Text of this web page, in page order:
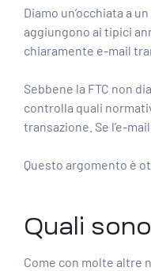
Diamo un’occhiata a
aggiungono ai tipici
chiaramente e-mail
Sebbene la FTC non
controlla quali
transazione. Se l’e-
Questo argomento è
Quali
Come con molte altre